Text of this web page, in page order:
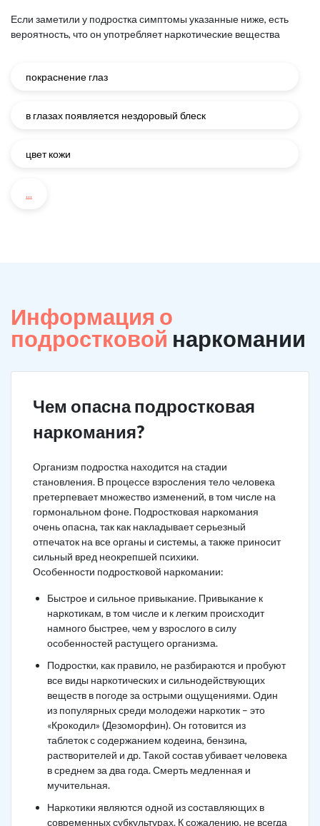
Если заметили у подростка симптомы указанные ниже, есть
вероятность, что он употребляет наркотические вещества
покраснение глаз
в глазах появляется нездоровый блеск
цвет кожи
...
Информация о
подростковой наркомании
Чем опасна подростковая
наркомания?
Организм подростка находится на стадии
становления. В процессе взросления тело человека
претерпевает множество изменений, в том числе на
гормональном фоне. Подростковая наркомания
очень опасна, так как накладывает серьезный
отпечаток на все органы и системы, а также приносит
сильный вред неокрепшей психики.
Особенности подростковой наркомании:
Быстрое и сильное привыкание. Привыкание к
наркотикам, в том числе и к легким происходит
намного быстрее, чем у взрослого в силу
особенностей растущего организма.
Подростки, как правило, не разбираются и пробуют
все виды наркотических и сильнодействующих
веществ в погоде за острыми ощущениями. Один
из популярных среди молодежи наркотик – это
«Крокодил» (Дезоморфин). Он готовится из
таблеток с содержанием кодеина, бензина,
растворителей и др. Такой состав убивает человека
в среднем за два года. Смерть медленная и
мучительная.
Наркотики являются одной из составляющих в
современных субкультурах. К сожалению, не всегда